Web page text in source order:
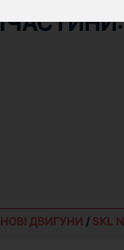
ДВИГУНИ / SKL